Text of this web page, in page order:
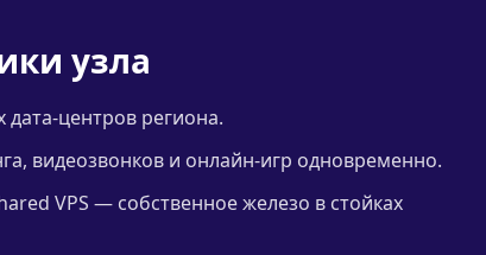
узла
центров региона.
видеозвонков и онлайн-игр одновременно.
VPS — собственное железо в стойках